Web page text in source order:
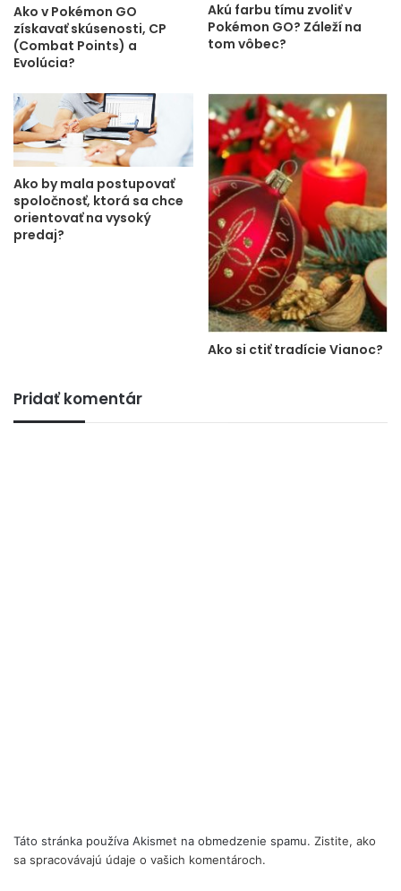
Ako v Pokémon GO
získavať skúsenosti, CP
(Combat Points) a
Evolúcia?
Akú farbu tímu zvoliť v
Pokémon GO? Záleží na
tom vôbec?
Ako by mala postupovať
spoločnosť, ktorá sa chce
orientovať na vysoký
predaj?
Ako si ctiť tradície Vianoc?
Pridať komentár
Táto stránka používa Akismet na obmedzenie spamu. Zistite, ako
sa spracovávajú údaje o vašich komentároch.